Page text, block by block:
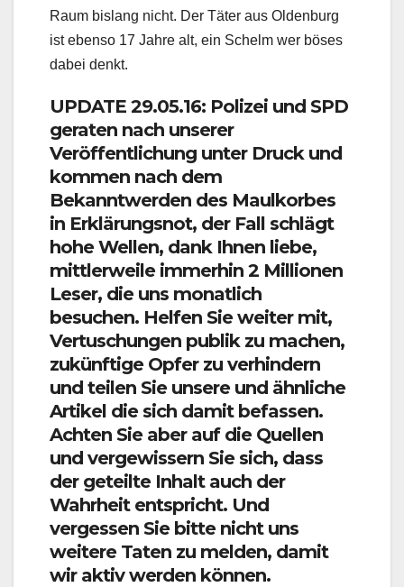
Raum bislang nicht. Der Täter aus Oldenburg
ist ebenso 17 Jahre alt, ein Schelm wer böses
dabei denkt.
UPDATE 29.05.16: Polizei und SPD
geraten nach unserer
Veröffentlichung unter Druck und
kommen nach dem
Bekanntwerden des Maulkorbes
in Erklärungsnot, der Fall schlägt
hohe Wellen, dank Ihnen liebe,
mittlerweile immerhin 2 Millionen
Leser, die uns monatlich
besuchen. Helfen Sie weiter mit,
Vertuschungen publik zu machen,
zukünftige Opfer zu verhindern
und teilen Sie unsere und ähnliche
Artikel die sich damit befassen.
Achten Sie aber auf die Quellen
und vergewissern Sie sich, dass
der geteilte Inhalt auch der
Wahrheit entspricht. Und
vergessen Sie bitte nicht uns
weitere Taten zu melden, damit
wir aktiv werden können.